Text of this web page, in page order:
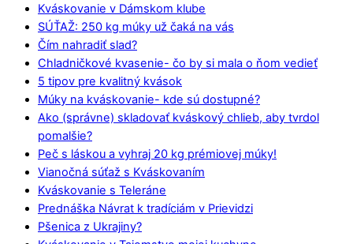
Kváskovanie v Dámskom klube
SÚŤAŽ: 250 kg múky už čaká na vás
Čím nahradiť slad?
Chladničkové kvasenie- čo by si mala o ňom vedieť
5 tipov pre kvalitný kvások
Múky na kváskovanie- kde sú dostupné?
Ako (správne) skladovať kváskový chlieb, aby tvrdol
pomalšie?
Peč s láskou a vyhraj 20 kg prémiovej múky!
Vianočná súťaž s Kváskovaním
Kváskovanie s Teleráne
Prednáška Návrat k tradíciám v Prievidzi
Pšenica z Ukrajiny?